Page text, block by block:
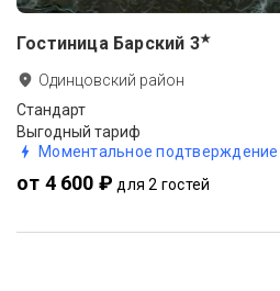
Гостиница Барский 3★
Одинцовский район
Стандарт
Выгодный тариф
Моментальное подтверждение
от 4 600 ₽ для 2 гостей